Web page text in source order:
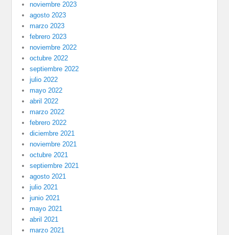
noviembre 2023
agosto 2023
marzo 2023
febrero 2023
noviembre 2022
octubre 2022
septiembre 2022
julio 2022
mayo 2022
abril 2022
marzo 2022
febrero 2022
diciembre 2021
noviembre 2021
octubre 2021
septiembre 2021
agosto 2021
julio 2021
junio 2021
mayo 2021
abril 2021
marzo 2021